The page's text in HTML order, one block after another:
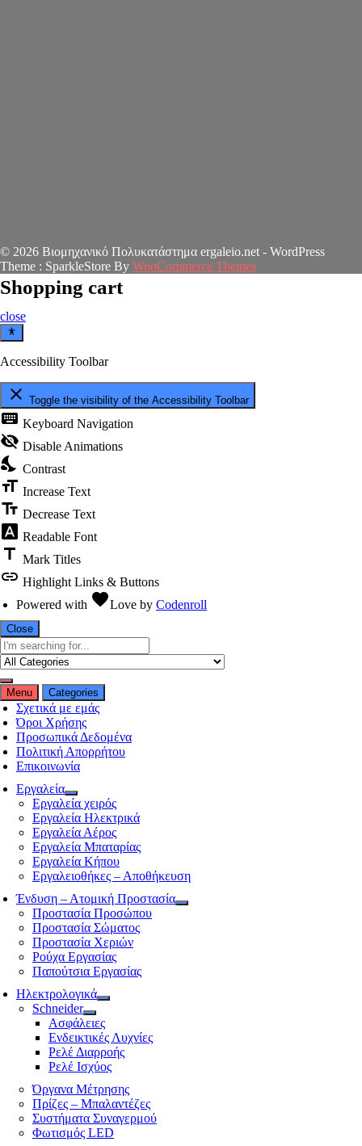
© 2026 Βιομηχανικό Πολυκατάστημα ergaleio.net - WordPress
Theme : SparkleStore By WooCommerce Themes
Shopping cart
close
Accessibility Toolbar
close Toggle the visibility of the Accessibility Toolbar
keyboard Keyboard Navigation
visibility_off Disable Animations
nights_stay Contrast
format_size Increase Text
text_fields Decrease Text
font_download Readable Font
title Mark Titles
link Highlight Links & Buttons
Powered with favoriteLove by Codenroll
Close
Menu Categories
Σχετικά με εμάς
Όροι Χρήσης
Προσωπικά Δεδομένα
Πολιτική Απορρήτου
Επικοινωνία
Εργαλεία
Εργαλεία χειρός
Εργαλεία Ηλεκτρικά
Εργαλεία Αέρος
Εργαλεία Μπαταρίας
Εργαλεία Κήπου
Εργαλειοθήκες – Αποθήκευση
Ένδυση – Ατομική Προστασία
Προστασία Προσώπου
Προστασία Σώματος
Προστασία Χεριών
Ρούχα Εργασίας
Παπούτσια Εργασίας
Ηλεκτρολογικά
Schneider
Ασφάλειες
Ενδεικτικές Λυχνίες
Ρελέ Διαρροής
Ρελέ Ισχύος
Όργανα Μέτρησης
Πρίζες – Μπαλαντέζες
Συστήματα Συναγερμού
Φωτισμός LED